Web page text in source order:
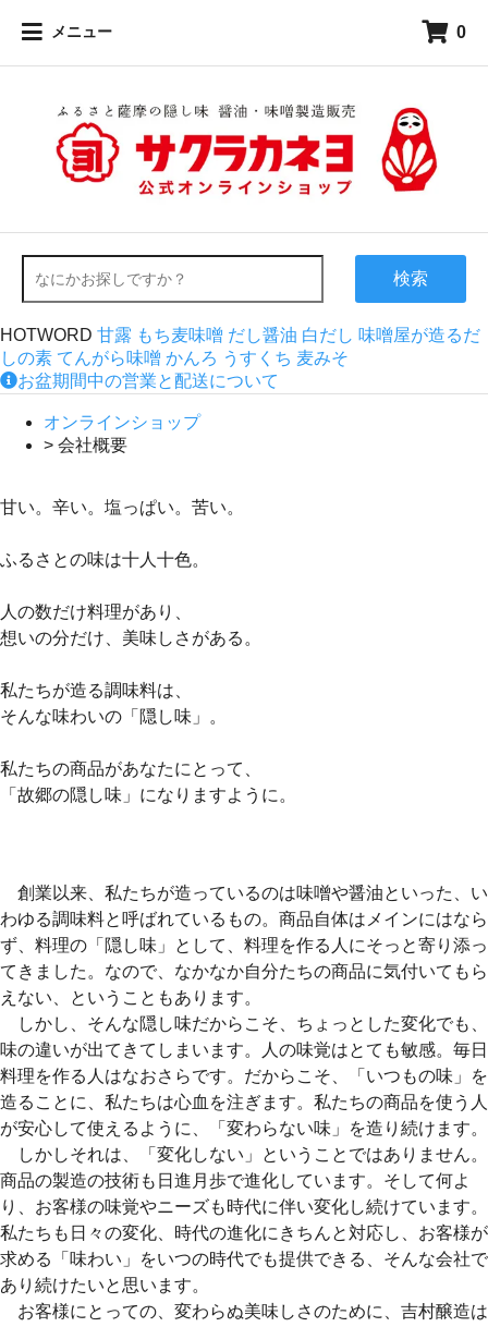
メニュー 0
検索
HOTWORD 甘露 もち麦味噌 だし醤油 白だし 味噌屋が造るだ
しの素 てんがら味噌 かんろ うすくち 麦みそ
お盆期間中の営業と配送について
オンラインショップ
> 会社概要
甘い。辛い。塩っぱい。苦い。
ふるさとの味は十人十色。
人の数だけ料理があり、
想いの分だけ、美味しさがある。
私たちが造る調味料は、
そんな味わいの「隠し味」。
私たちの商品があなたにとって、
「故郷の隠し味」になりますように。
創業以来、私たちが造っているのは味噌や醤油といった、い
わゆる調味料と呼ばれているもの。商品自体はメインにはなら
ず、料理の「隠し味」として、料理を作る人にそっと寄り添っ
てきました。なので、なかなか自分たちの商品に気付いてもら
えない、ということもあります。
しかし、そんな隠し味だからこそ、ちょっとした変化でも、
味の違いが出てきてしまいます。人の味覚はとても敏感。毎日
料理を作る人はなおさらです。だからこそ、「いつもの味」を
造ることに、私たちは心血を注ぎます。私たちの商品を使う人
が安心して使えるように、「変わらない味」を造り続けます。
しかしそれは、「変化しない」ということではありません。
商品の製造の技術も日進月歩で進化しています。そして何よ
り、お客様の味覚やニーズも時代に伴い変化し続けています。
私たちも日々の変化、時代の進化にきちんと対応し、お客様が
求める「味わい」をいつの時代でも提供できる、そんな会社で
あり続けたいと思います。
お客様にとっての、変わらぬ美味しさのために、吉村醸造は